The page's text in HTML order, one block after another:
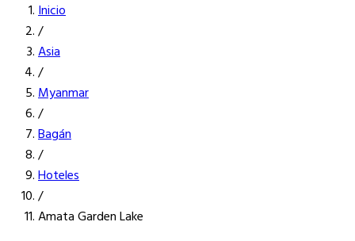
Inicio
/
Asia
/
Myanmar
/
Bagán
/
Hoteles
/
Amata Garden Lake